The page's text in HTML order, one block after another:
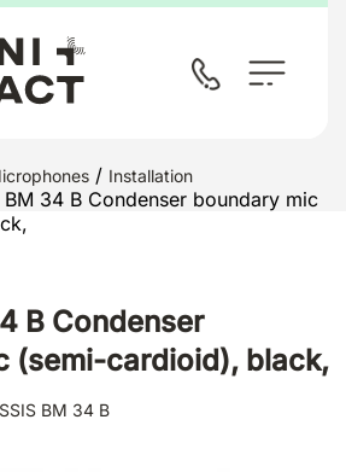
/ Installation
BM 34 B Condenser boundary mic
B Condenser
(semi-cardioid), black,
BM 34 B